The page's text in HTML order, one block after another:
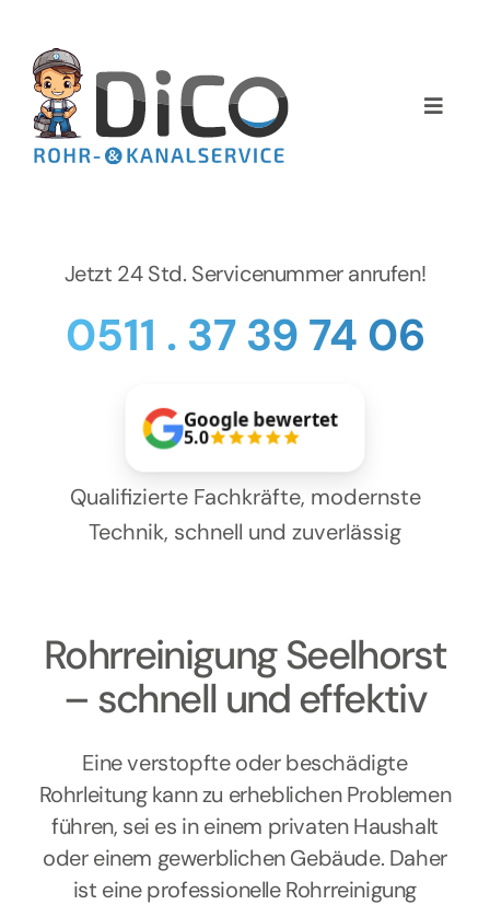
springen
Toggle
Home
NEWS
Kontakt
Jetzt 24 Std. Servicenummer anrufen!
0511 . 37 39 74 06
Google bewertet
5.0
Qualifizierte Fachkräfte, modernste
Technik, schnell und zuverlässig
Rohrreinigung Seelhorst
– schnell und effektiv
Eine verstopfte oder beschädigte
Rohrleitung kann zu erheblichen Problemen
führen, sei es in einem privaten Haushalt
oder einem gewerblichen Gebäude. Daher
ist eine professionelle Rohrreinigung